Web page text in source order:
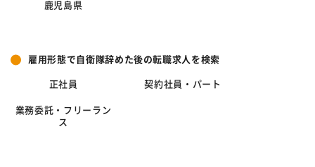
鹿児島県
雇用形態で自衛隊辞めた後の転職求人を検索
正社員 契約社員・パート
業務委託・フリーラン
ス